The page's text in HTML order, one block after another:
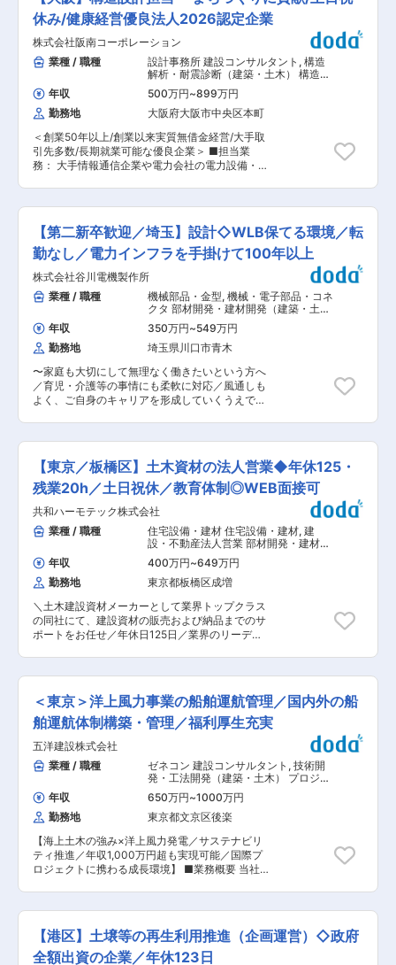
お客さまから厚い信頼を寄せられています。
直帰のかたちになります。 ・就業時間：09：
00〜18：00（休憩：60分） ※検査のない時間に
関しては周辺や自宅で待機していただき、自由に
時間をお使いいただけます。 ■業界トップクラス
の交付件数がある国の「指定確認審査機関」 「住
宅の品質確保の促進等に関する法律」が施行され
た直後の2000年に設立した当社。そのため、審
査・検査に携わってきた戸建て住宅の実績が多数
で、高い技術力を蓄積してきました。現在では建
設性能評価の交付件数では全国で120以上ある審
査機関の中で常にトップクラス。審査件数は年間
で4万件を超えています。これまでの経験やノウ
のが強みです。また、国の指定確認審査機関とし
て認定されているという安定性に加え、東証スタ
一員であるということから、多くのお客さまから
厚い信頼を寄せられています。
速道路点検スタッフを募集します。 ■会社の立ち
位置／案件の流れ： グループ会社の「西日本高速
道路エンジニアリング関西」が、高速道路の維持
補修対象箇所の把握のため点検業務を行い、結果
をNEXCO西日本に報告。その後、NEXCO西日本
と同社で調整し、同社が維持補修作業を実施しま
す。 ■仕事概要： 高速道路の安全維持、保全管
理の一環として、点検をお任せします。高速道路
の異常の早期発見・変状把握のため、2人1組のペ
ア制で主に車上から目視で点検を行う「点検員」
です。 ・主に車上からの目視による点検業務を行
います ・ペアの方に運転をお任せします。 ＜作
業の流れ＞ ・点検計画立案：上司の指示のもとマ
後、補助員と巡回点検 ・点検記録及び報告：その
日の点検作業について日報の作成 あわせて、道路
構造物の集中点検や大雨時の臨時点検、年数回の
夜間点検もあり ＜育成環境＞ 施工管理から点検
業務にキャリアチェンジされた方も多いです。業
務未経験の方も先輩社員がOJTで教育するため、
充実させながら、安定した企業で長期的に働きた
い方 ■働きやすい環境： ・基本定時退社で残業
平均10h ・休日130日以上・土日祝休 ・夜勤…年
に2日ほど、夜間点検のための夜勤有 ※その場合
は代休取得 ・転勤…転居を伴う転勤無し ・エリ
ア・出張…各エリアで事業所があるため出張は無
ープ企業で、安定経営基盤 （2）当社の業務は公
共性が高く、高速道路という交通の大動脈を守る
全体の40％以上となじみやすい環境 変更の範
囲：会社の定める業務
休み/健康経営優良法人2026認定企業
株式会社阪南コーポレーション
業種 / 職種
設計事務所 建設コンサルタント , 構造
解析・耐震診断（建築・土木） 構造設
計
年収 500万円~899万円
勤務地
大阪府大阪市中央区本町
＜創業50年以上/創業以来実質無借金経営/大手取
引先多数/長期就業可能な優良企業＞ ■担当業
務： 大手情報通信企業や電力会社の電力設備・通
業務詳細： ・低層鉄骨建築物の構造計算や敷地調
査、法令調査、基本計画、実施設計、建築確認申
請作業などの業務の取りまとめを行っていただき
ます。 ・架構構造物、コンクリート柱、鋼管柱、
鉄塔、屋外鉄構、太陽光架台等、上部構造物検討
及び基礎の強度検討やその他、構造に関わる各種
検討事項等、幅広く携わっていただきます。 まず
はご経験を考慮し、出来る分野の業務をお任せい
たします。慣れてきましたら、業務の幅を広げて
いただきます。 ■仕事の魅力： 大手企業との高
シェアでの取引があるため、業績は安定しており
ます。また、離職率も3％と非常に低いのも魅力
の一つです。 入社後は、先輩社員がしっかりサポ
ートしてくれますので、安心して経験を積んでい
ただだくことができます。 ■組織について： 20
代〜60代までの幅広い層の従業員が従事してお
ております。平成28年には設立50周年を迎え、
現在では関西を中心に関東・中部・九州と全国に
拠点を構えております。 ■当社の魅力： 大手通
信会社の一般案件では関西圏でトップシェアを誇
っています。もともと電力会社とのお付き合いの
中で、インターネット普及前から通信分野のノウ
ハウを蓄積し、大手通信会社のシェアを広げてき
ました。長年の信頼関係の構築から、安定した受
注をいただけています。 また、大手ゼネコンや通
信建設業者などの多様な得意先からも、土木・建
築業務を幅広く受注しております。 変更の範囲：
会社の定める業務
【第二新卒歓迎／埼玉】設計◇WLB保てる環境／転
勤なし／電力インフラを手掛けて100年以上
株式会社谷川電機製作所
業種 / 職種
機械部品・金型, 機械・電子部品・コネ
クタ 部材開発・建材開発（建築・土
木）
年収 350万円~549万円
勤務地
埼玉県川口市青木
〜家庭も大切にして無理なく働きたいという方へ
／育児・介護等の事情にも柔軟に対応／風通しも
よく、ご自身のキャリアを形成していくうえでも
料、架空線材料、地中線材料等の製品開発職を募
集しております。社会のインフラに関わるやりが
いのある仕事です。 ■業務概要： 架台やマンホ
ール等、鋼構造物の設計及び電力ケーブル接続材
料の開発 ・設計技術業務 ・製品の開発 ・製品改
良業務 ※入社後は、これらの商材開発の補助的立
場から業務をスタートしていただきます。まずは
既存製品の改良を先輩社員のもとで進めていただ
く割合が多くなります。 ■組織体制： 組織構成
は、スタッフ4名、管理職2名の6名体制です。職
場の雰囲気は風通しが良く、親交会やクラブ活動
も行われています。 中途社員の方も馴染みやすい
環境で、実際に中途入社も長く勤務しています。
■働き方： 基本的に残業も少なくしようという雰
囲気があり、残業も少なく、年間休日も110日で
働きやすい風土があります。 また個人を尊重する
働きやすい環境があります。 家族を大切にして無
理なく働きたいという方が活躍されています。 ■
取引先： 東京電力パワーグリッド株式会社/株式
会社関電工/三英電業株式会社/古河電気工業株式
会社/株式会社フジクラ/日立金属商事株式会社/昭
和電線ケーブルシステム株式会社/三菱電線工業株
式会社/株式会社ジェイ・パワーシステムズ/株式
会社ビスキャス/日本コンクリート工業株式会社
等、有力電設資材卸業各社（順不同）取引してい
ます。 変更の範囲：会社の定める業務
【東京／板橋区】土木資材の法人営業◆年休125・
残業20h／土日祝休／教育体制◎WEB面接可
共和ハーモテック株式会社
業種 / 職種
住宅設備・建材 住宅設備・建材, 建
設・不動産法人営業 部材開発・建材開
発（建築・土木）
年収 400万円~649万円
勤務地
東京都板橋区成増
＼土木建設資材メーカーとして業界トップクラス
の同社にて、建設資材の販売および納品までのサ
ポートをお任せ／年休日125日／業界のリーディ
業・製造拠点あり！ ◎20年以上連続黒字！公共事
業が売上の約9割で安定性抜群！ ◎「かご工法」
など独自技術で防災・都市景観事業に貢献！
◎IoT・AIを活用した自社開発の生産システムで技
術革新を推進！ ■仕事内容： 道路の脇や川の護
岸などで使用する当社の「かご製品」の製造・販
売を手掛けるメーカーです。 お客様に対し、当社
の「かご製品」を活かした工法をご提案します。
お客様への定期的なフォローアップも行います。
■具体的には： ・官公庁や設計コンサルタント会
社などのお客様に対し、「かご製品」を活かした
工法をご提案します！工事に合わせて耐久性や設
置の仕方などを計算し、かご工法の認知・ご利用
頂けるよう提案していただきます。 ・契約後もア
フターフォローを行い、継続してご発注いただけ
るよう、関係構築を行っていきます。※新規顧客8
によるOJTを実施し、当社の仕事の流れや、建設
業界について学んでいただきます。 （設計基準書
の確認や専門雑誌の購読を通じて、業界用語や専
＜東京＞洋上風力事業の船舶運航管理／国内外の船
舶運航体制構築・管理／福利厚生充実
五洋建設株式会社
業種 / 職種
ゼネコン 建設コンサルタント , 技術開
発・工法開発（建築・土木） プロジェ
クトマネジメント（国内）
年収 650万円~1000万円
勤務地
東京都文京区後楽
【海上土木の強み×洋上風力発電／サステナビリ
ティ推進／年収1,000万円超も実現可能／国際プ
ロジェクトに携わる成長環境】 ■業務概要 当社
ポジションを募集しています。船舶運航管理のプ
ロフェッショナルとして、法令遵守・安全運航・
効率的稼働を実現するための総合的な管理業務を
お任せします。国内外でのプロジェクトに携わ
【港区】土壌等の再生利用推進（企画運営）◇政府
全額出資の企業／年休123日